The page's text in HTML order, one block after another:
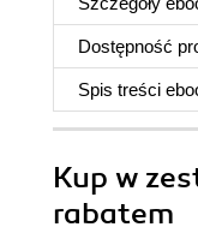
Dostępność
Spis treści
Kup w
rabatem